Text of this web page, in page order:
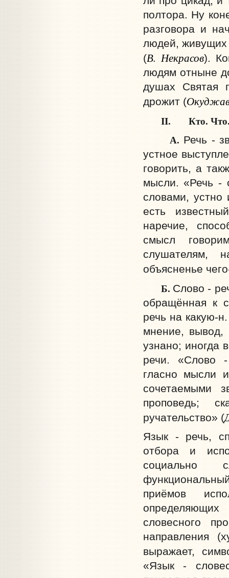
полтора. Ну
разговора и
людей, живущих
(В. Некрасов).
людям отныне
душах Святая
дрожит (
II. Кто.
А. Речь -
устное
говорить, а
мысли. «Речь -
словами, устно
есть
наречие,
смысл
слушателям,
объясненье
Б. Слово -
обращённая к
речь на какую-
мнение, вывод,
узнано; иногда
речи. «Слово -
гласно мысли
сочетаемыми
проповедь;
ручательство» (
Язык - речь,
отбора и
социально
приёмов
определяющих
словесного
направления
выражает,
«Язык -